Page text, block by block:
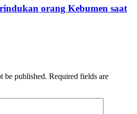
orang Kebumen saat
be published. Required fields are